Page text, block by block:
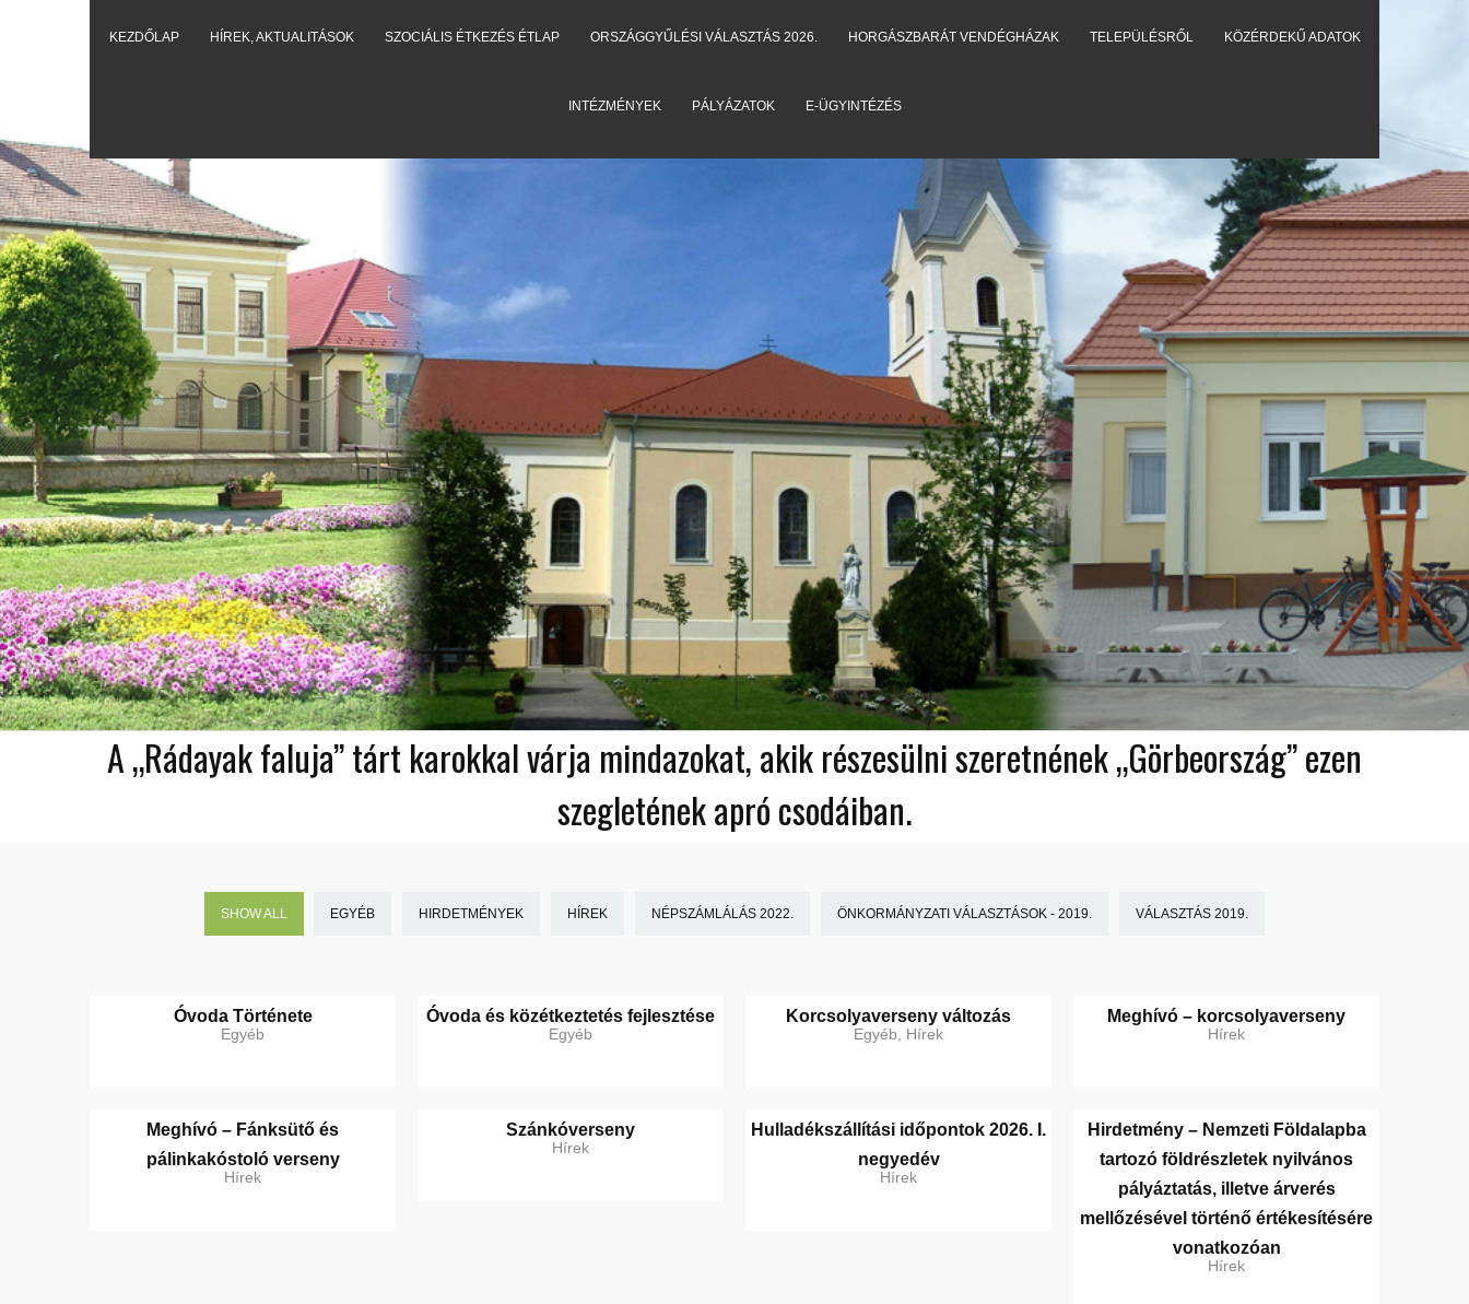
KEZDŐLAP HÍREK, AKTUALITÁSOK SZOCIÁLIS ÉTKEZÉS ÉTLAP ORSZÁGGYŰLÉSI VÁLASZTÁS 2026. HORGÁSZBARÁT VENDÉGHÁZAK TELEPÜLÉSRŐL KÖZÉRDEKŰ ADATOK
INTÉZMÉNYEK PÁLYÁZATOK E-ÜGYINTÉZÉS
A „Rádayak faluja” tárt karokkal várja mindazokat, akik részesülni szeretnének „Görbeország” ezen
szegletének apró csodáiban.
SHOW ALL EGYÉB HIRDETMÉNYEK HÍREK NÉPSZÁMLÁLÁS 2022. ÖNKORMÁNYZATI VÁLASZTÁSOK - 2019. VÁLASZTÁS 2019.
Óvoda Története
Egyéb
Óvoda és közétkeztetés fejlesztése
Egyéb
Korcsolyaverseny változás
Egyéb, Hírek
Meghívó – korcsolyaverseny
Hírek
Meghívó – Fánksütő és
pálinkakóstoló verseny
Hírek
Szánkóverseny
Hírek
Hulladékszállítási időpontok 2026. I.
negyedév
Hírek
Hirdetmény – Nemzeti Földalapba
tartozó földrészletek nyilvános
pályáztatás, illetve árverés
mellőzésével történő értékesítésére
vonatkozóan
Hírek